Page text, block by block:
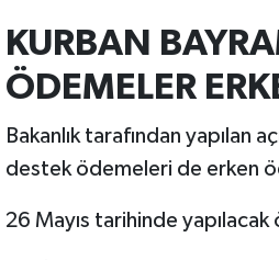
KURBAN
ÖDEMELER
Bakanlık tarafından yapılan
destek ödemeleri de erken
26 Mayıs tarihinde